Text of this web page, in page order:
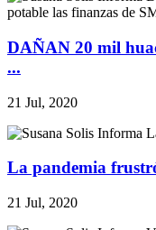
DAÑAN 20 mil
...
21 Jul, 2020
La pandemia
21 Jul, 2020